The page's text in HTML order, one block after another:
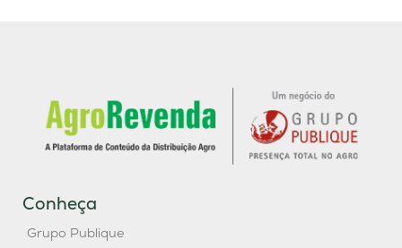
Conheça
Grupo Publique